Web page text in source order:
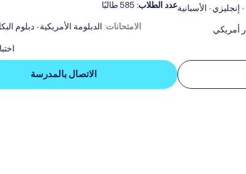
- إنجليزي - الأسبانيةعدد الطلاب: 585 طالبًا
الامتحانات: الدبلومة الأمريكية - دبلوم
الاتصال بالمدرسة